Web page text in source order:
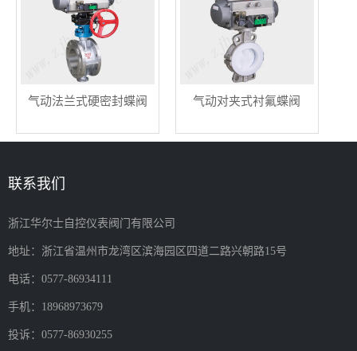
气动法兰式硬密封蝶阀 气动对夹式衬氟蝶阀
联系我们
浙江华尔士自控仪表阀门有限公司
地址：浙江省温州市龙湾区滨海园区四道二路兴朝路15号
电话：0577-86934111
手机：18968973679
投诉：0577-86930255